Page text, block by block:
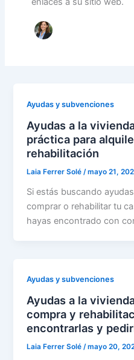
Ayudas y subvenciones
Ayudas a la
práctica para
rehabilitación
Laia Ferrer Solé /mayo 21,
Si estás buscando
comprar o rehabilitar tu
hayas encontrado con
Ayudas y subvenciones
Ayudas a la
compra y
encontrarlas y
Laia Ferrer Solé/mayo 20,